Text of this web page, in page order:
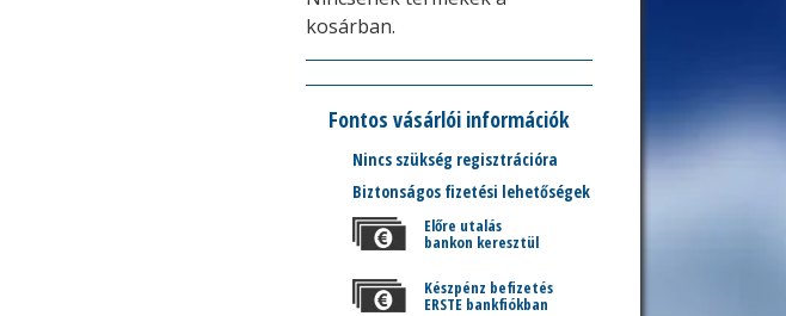
kosárban.
Fontos vásárlói információk
Nincs szükség regisztrációra
Biztonságos fizetési lehetőségek
Előre utalás
bankon keresztül
Készpénz befizetés
ERSTE bankfiókban